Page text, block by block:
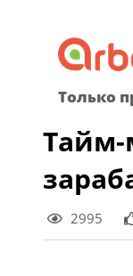
content
Только
Тайм-
2995